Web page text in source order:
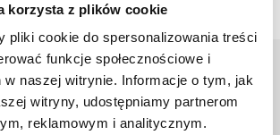
korzysta z plików cookie
pliki cookie do spersonalizowania treści
funkcje społecznościowe i
w naszej witrynie. Informacje o tym, jak
witryny, udostępniamy partnerom
reklamowym i analitycznym.
Rzeszowski
Rejtana 16C
Rzeszów